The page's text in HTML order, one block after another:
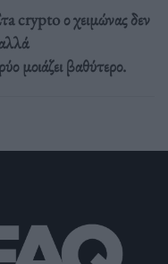
crypto ο χειμώνας δεν
μοιάζει βαθύτερο.